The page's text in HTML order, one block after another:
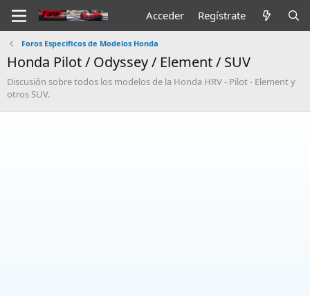
Acceder Regístrate
Foros Especificos de Modelos Honda
Honda Pilot / Odyssey / Element / SUV
Discusión sobre todos los modelos de la Honda HRV - Pilot - Element y
otros SUV.